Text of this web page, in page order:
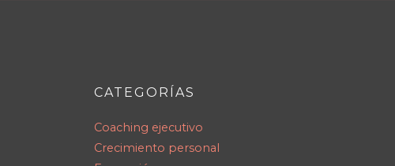
CATEGORÍAS
Coaching ejecutivo
Crecimiento personal